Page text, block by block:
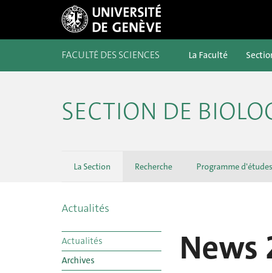
FACULTÉ DES SCIENCES La Faculté
SECTION DE
La Section Recherche Programme d'études
Actualités
Actualités
Archives
News